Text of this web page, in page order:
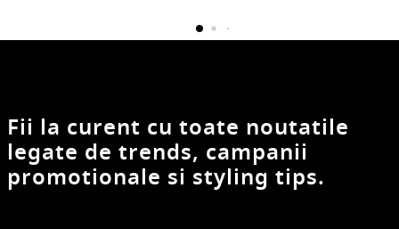
Fii la curent cu toate noutatile
legate de trends, campanii
promotionale si styling tips.